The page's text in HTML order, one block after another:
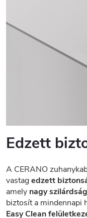
Edzett
A CERANO
vastagedzett
amely nagy
biztosít a mindennapi
Easy Clean